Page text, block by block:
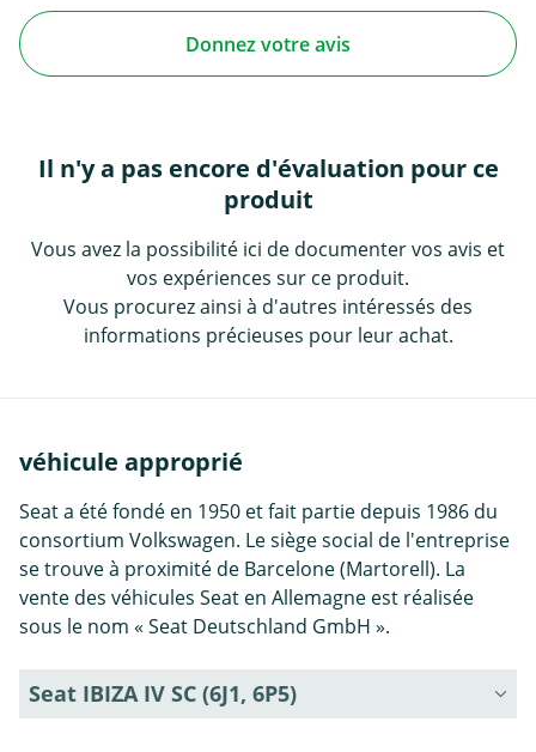
Donnez votre avis
Il n'y a pas encore d'évaluation pour ce
produit
Vous avez la possibilité ici de documenter vos avis et
vos expériences sur ce produit.
Vous procurez ainsi à d'autres intéressés des
informations précieuses pour leur achat.
véhicule approprié
Seat a été fondé en 1950 et fait partie depuis 1986 du
consortium Volkswagen. Le siège social de l'entreprise
se trouve à proximité de Barcelone (Martorell). La
vente des véhicules Seat en Allemagne est réalisée
sous le nom « Seat Deutschland GmbH ».
Seat IBIZA IV SC (6J1, 6P5)